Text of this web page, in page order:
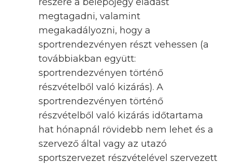
megtagadni, valamint
megakadályozni, hogy a
sportrendezvényen részt vehessen (a
továbbiakban együtt:
sportrendezvényen történő
részvételből való kizárás). A
sportrendezvényen történő
részvételből való kizárás időtartama
hat hónapnál rövidebb nem lehet és a
szervező által vagy az utazó
sportszervezet részvételével szervezett